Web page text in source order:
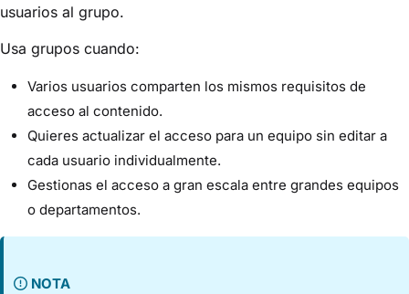
usuarios al grupo.
Usa grupos cuando:
Varios usuarios comparten los mismos requisitos de
acceso al contenido.
Quieres actualizar el acceso para un equipo sin editar a
cada usuario individualmente.
Gestionas el acceso a gran escala entre grandes equipos
o departamentos.
NOTA